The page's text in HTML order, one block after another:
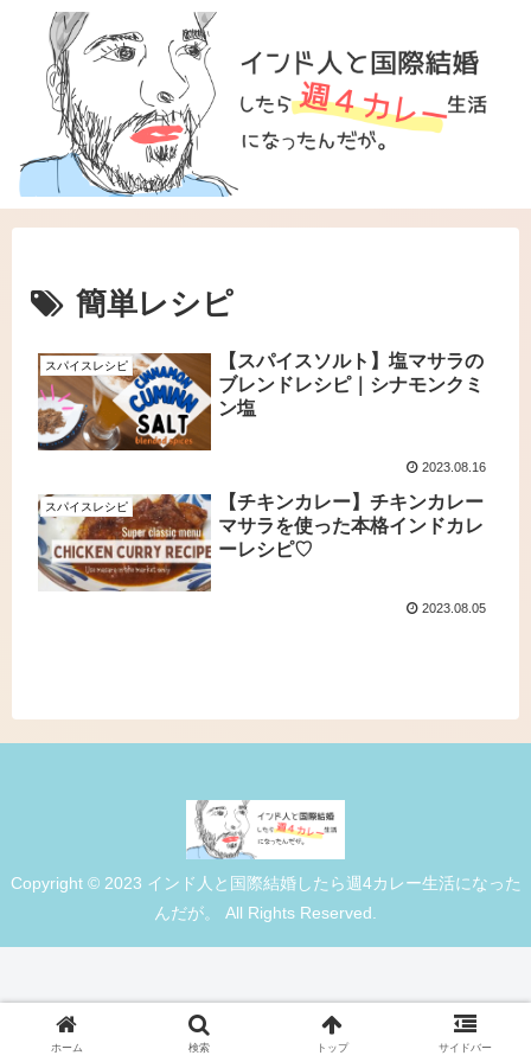
簡単レシピ
スパイスレシピ
【スパイスソルト】塩マサラの
ブレンドレシピ｜シナモンクミ
ン塩
2023.08.16
スパイスレシピ
【チキンカレー】チキンカレー
マサラを使った本格インドカレ
ーレシピ♡
2023.08.05
Copyright © 2023 インド人と国際結婚したら週4カレー生活になった
んだが。 All Rights Reserved.
ホーム 検索 トップ サイドバー